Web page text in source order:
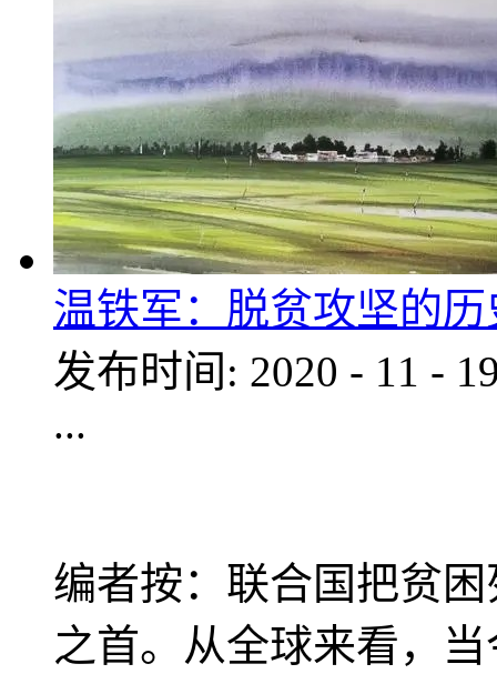
温铁军：脱贫攻坚的
发布时间: 2020 - 11 -
...
编者按：联合国把贫
之首。从全球来看，